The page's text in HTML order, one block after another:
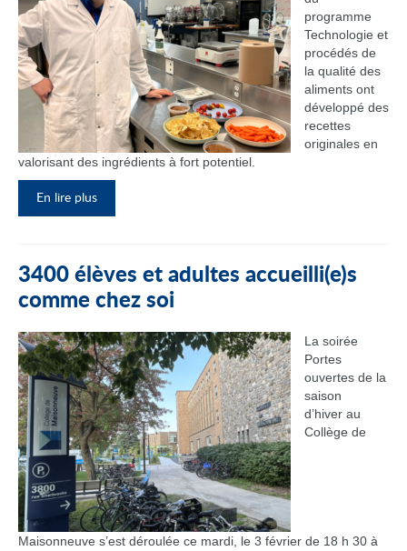
programme
Technologie et
procédés de
la qualité des
aliments ont
développé des
recettes
originales en
valorisant des ingrédients à fort potentiel.
En lire plus
3400 élèves et adultes accueilli(e)s
comme chez soi
La soirée
Portes
ouvertes de la
saison
d’hiver au
Collège de
Maisonneuve s’est déroulée ce mardi, le 3 février de 18 h 30 à